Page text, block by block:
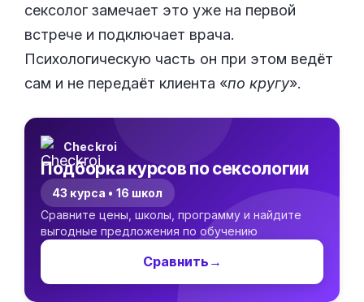
сексолог замечает это уже на первой
встрече и подключает врача.
Психологическую часть он при этом ведёт
сам и не передаёт клиента «по кругу».
Checkroi
Подборка курсов по сексологии
43 курса • 16 школ
Сравните цены, школы, программу и найдите
выгодные предложения по обучению
Сравнить →